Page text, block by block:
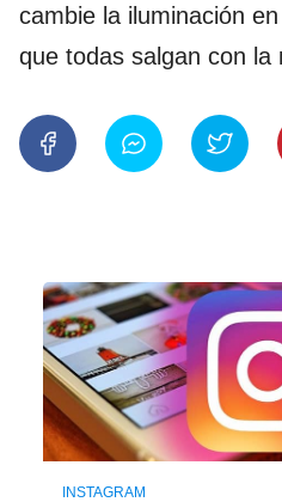
cambie la iluminación
que todas salgan con la
INSTAGRAM